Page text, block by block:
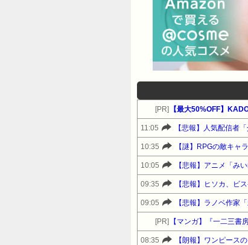
[PR]
11:05 【悲報】人気配信者
10:35 【謎】RPGの敵キャ
10:05 【悲報】アニメ「み
09:35 【悲報】ヒソカ、ビ
09:05 【悲報】ラノベ作家
[PR] 【マンガ】『一二三書
08:35 【朗報】ワンピース